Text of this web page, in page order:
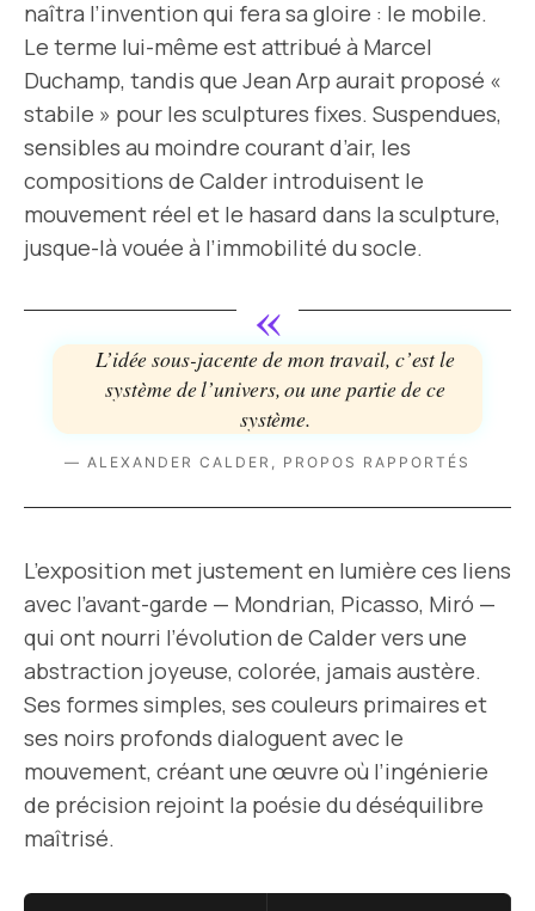
naîtra l’invention qui fera sa gloire : le mobile.
Le terme lui-même est attribué à Marcel
Duchamp, tandis que Jean Arp aurait proposé «
stabile » pour les sculptures fixes. Suspendues,
sensibles au moindre courant d’air, les
compositions de Calder introduisent le
mouvement réel et le hasard dans la sculpture,
jusque-là vouée à l’immobilité du socle.
«
L’idée sous-jacente de mon travail, c’est le
système de l’univers, ou une partie de ce
système.
— ALEXANDER CALDER, PROPOS RAPPORTÉS
L’exposition met justement en lumière ces liens
avec l’avant-garde — Mondrian, Picasso, Miró —
qui ont nourri l’évolution de Calder vers une
abstraction joyeuse, colorée, jamais austère.
Ses formes simples, ses couleurs primaires et
ses noirs profonds dialoguent avec le
mouvement, créant une œuvre où l’ingénierie
de précision rejoint la poésie du déséquilibre
maîtrisé.